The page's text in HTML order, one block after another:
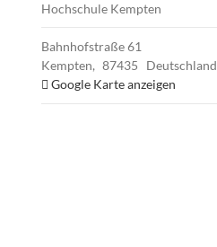
Hochschule Kempten
Bahnhofstraße 61
Kempten, 87435
Deutschland
Google Karte anzeigen